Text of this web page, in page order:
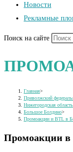
Новости
Рекламные
Поиск на сайте
Главная>
Приволжский
Нижегородская область
Большое Болдино>
Промоакции и BTL в
Промоакции